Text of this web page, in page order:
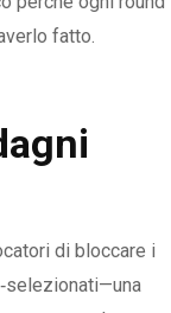
fatto.
di bloccare i